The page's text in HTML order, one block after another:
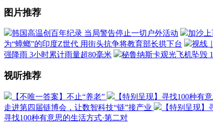
图片推荐
韩国高温创百年纪录 当局警告停止一切户外活动 加沙
为“蟑螂”的印度Z世代 用街头抗争将教育部长拱下台
视线
强降雨 3小时累计雨量超80毫米
秘鲁纳斯卡观光飞机坠毁
视听推荐
【不唯一答案】不止“养老” 【特别呈现】寻找100种有
走进第四届链博会，让数智科技“链”接产业
【特别呈现
寻找100种有意思的生活方式·第二对